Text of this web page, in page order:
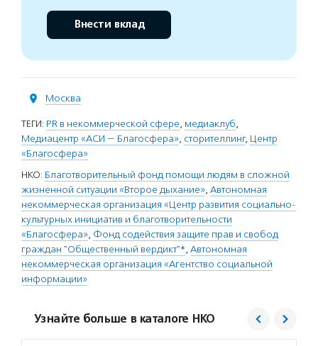
Внести вклад
Москва
ТЕГИ: PR в некоммерческой сфере, медиаклуб,
Медиацентр «АСИ — Благосфера», сторителлинг, Центр
«Благосфера»
НКО: Благотворительный фонд помощи людям в сложной
жизненной ситуации «Второе дыхание», Автономная
некоммерческая организация «Центр развития социально-
культурных инициатив и благотворительности
«Благосфера», Фонд содействия защите прав и свобод
граждан "Общественный вердикт"*, Автономная
некоммерческая организация «Агентство социальной
информации»
Узнайте больше в каталоге НКО